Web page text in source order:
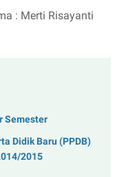
: Merti Risayanti
Semester
Didik Baru (PPDB)
2015